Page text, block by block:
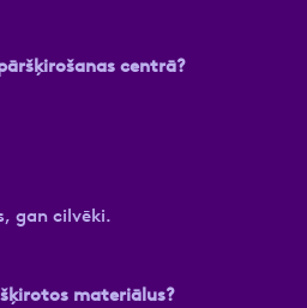
centrā?
gan cilvēki.
materiālus?